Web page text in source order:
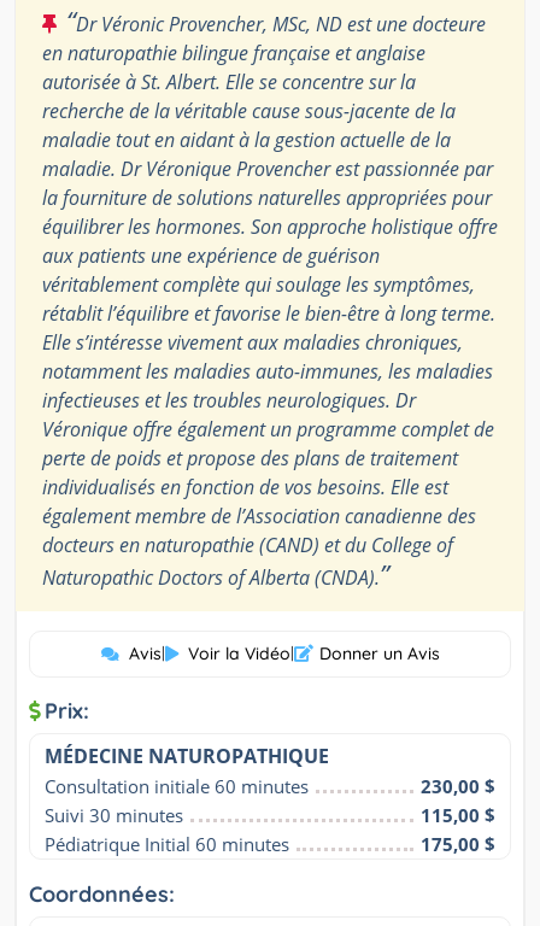
“Dr Véronic Provencher, MSc, ND est une docteure
en naturopathie bilingue française et anglaise
autorisée à St. Albert. Elle se concentre sur la
recherche de la véritable cause sous-jacente de la
maladie tout en aidant à la gestion actuelle de la
maladie. Dr Véronique Provencher est passionnée par
la fourniture de solutions naturelles appropriées pour
équilibrer les hormones. Son approche holistique offre
aux patients une expérience de guérison
véritablement complète qui soulage les symptômes,
rétablit l’équilibre et favorise le bien-être à long terme.
Elle s’intéresse vivement aux maladies chroniques,
notamment les maladies auto-immunes, les maladies
infectieuses et les troubles neurologiques. Dr
Véronique offre également un programme complet de
perte de poids et propose des plans de traitement
individualisés en fonction de vos besoins. Elle est
également membre de l’Association canadienne des
docteurs en naturopathie (CAND) et du College of
Naturopathic Doctors of Alberta (CNDA).”
Avis| Voir la Vidéo| Donner un Avis
Prix:
MÉDECINE NATUROPATHIQUE
Consultation initiale 60 minutes
230,00 $
Suivi 30 minutes
115,00 $
Pédiatrique Initial 60 minutes
175,00 $
Coordonnées: